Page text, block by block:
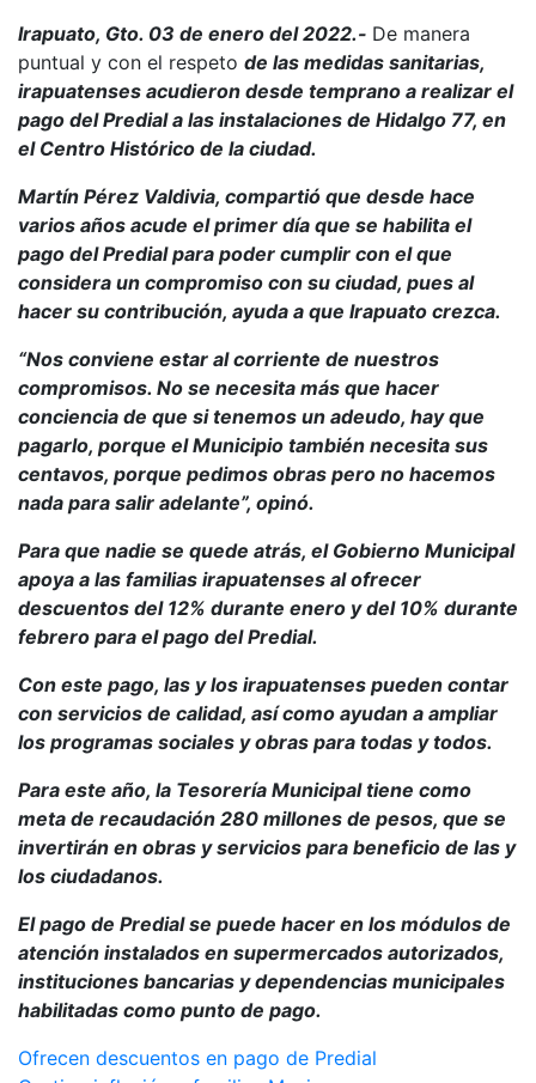
Irapuato, Gto. 03 de enero del 2022.- De manera
puntual y con el respeto de las medidas sanitarias,
irapuatenses acudieron desde temprano a realizar el
pago del Predial a las instalaciones de Hidalgo 77, en
el Centro Histórico de la ciudad.
Martín Pérez Valdivia, compartió que desde hace
varios años acude el primer día que se habilita el
pago del Predial para poder cumplir con el que
considera un compromiso con su ciudad, pues al
hacer su contribución, ayuda a que Irapuato crezca.
“Nos conviene estar al corriente de nuestros
compromisos. No se necesita más que hacer
conciencia de que si tenemos un adeudo, hay que
pagarlo, porque el Municipio también necesita sus
centavos, porque pedimos obras pero no hacemos
nada para salir adelante”, opinó.
Para que nadie se quede atrás, el Gobierno Municipal
apoya a las familias irapuatenses al ofrecer
descuentos del 12% durante enero y del 10% durante
febrero para el pago del Predial.
Con este pago, las y los irapuatenses pueden contar
con servicios de calidad, así como ayudan a ampliar
los programas sociales y obras para todas y todos.
Para este año, la Tesorería Municipal tiene como
meta de recaudación 280 millones de pesos, que se
invertirán en obras y servicios para beneficio de las y
los ciudadanos.
El pago de Predial se puede hacer en los módulos de
atención instalados en supermercados autorizados,
instituciones bancarias y dependencias municipales
habilitadas como punto de pago.
Navegación
Ofrecen descuentos en pago de Predial